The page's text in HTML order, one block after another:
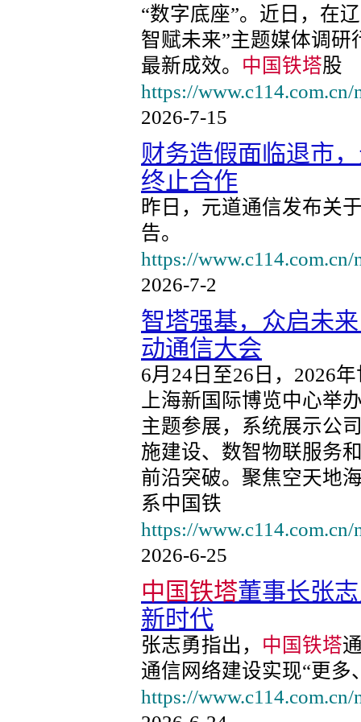
“数字底座”。近日，在
智赋未来”主题媒体调
最新成效。 中国铁塔股
https://
2026-7-15
财务造假面临退市
终止合作
昨日，元道通信发布关
告。
https://
2026-7-2
智塔强基，众启未
动通信大会
6月24日至26日，2026
上海新国际博览中心举
主题参展，系统展示公
施建设、数智物联服务
前沿突破。聚焦空天地
系中国铁
https://
2026-6-25
中国铁塔董事长张
新时代
张志勇指出， 中国铁塔
通信网络建设实现“更多
https://